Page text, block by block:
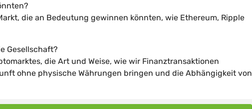
die an Bedeutung gewinnen könnten, wie Ethereum, Ripple
Gesellschaft?
die Art und Weise, wie wir Finanztransaktionen
ohne physische Währungen bringen und die Abhängigkeit von